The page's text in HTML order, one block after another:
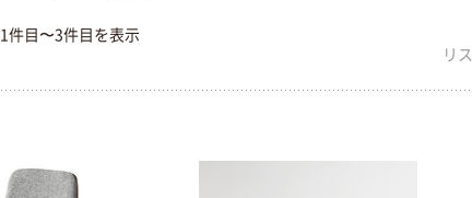
1件目〜3件目を表示
リ